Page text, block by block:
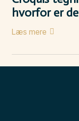
hvorfor er
Læs mere